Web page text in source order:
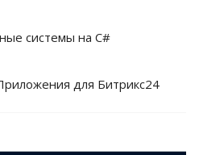
системы на C#
для Битрикс24